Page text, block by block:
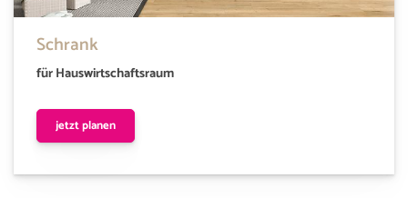
Schrank
für Hauswirtschaftsraum
jetzt planen